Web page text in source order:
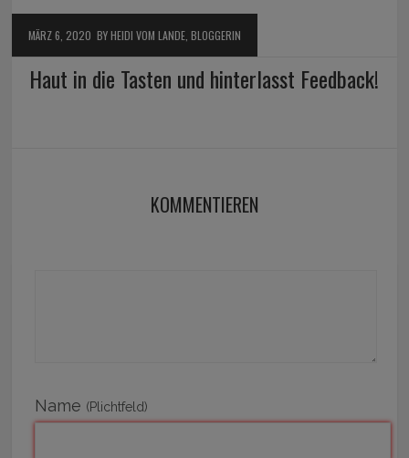
MÄRZ 6, 2020 BY HEIDI VOM LANDE, BLOGGERIN
Haut in die Tasten und hinterlasst Feedback!
KOMMENTIEREN
Name (Plichtfeld)